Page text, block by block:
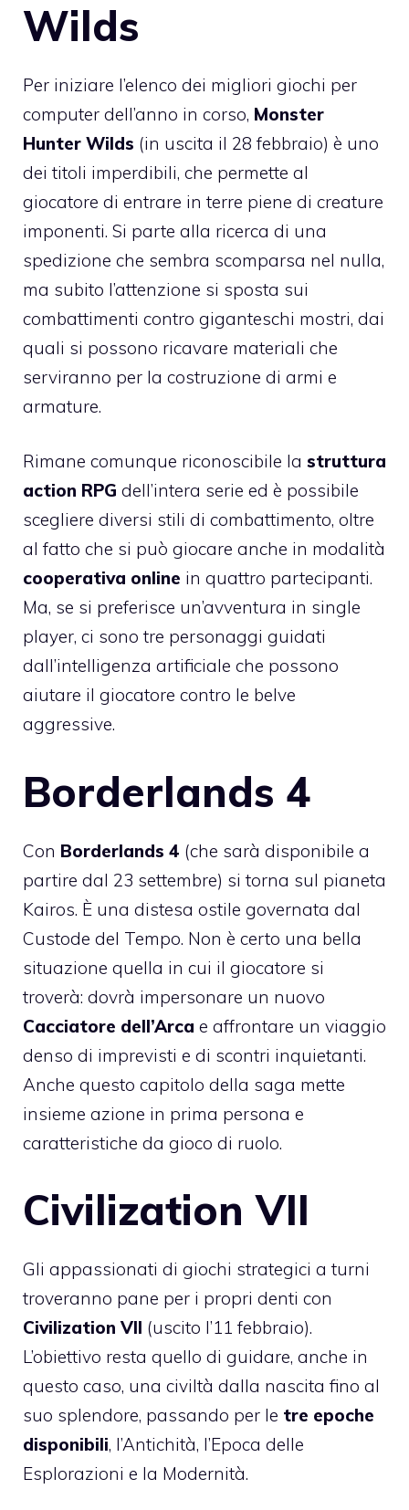
Wilds
Per iniziare l’elenco dei migliori giochi per
computer dell’anno in corso, Monster
Hunter Wilds (in uscita il 28 febbraio) è uno
dei titoli imperdibili, che permette al
giocatore di entrare in terre piene di creature
imponenti. Si parte alla ricerca di una
spedizione che sembra scomparsa nel nulla,
ma subito l’attenzione si sposta sui
combattimenti contro giganteschi mostri, dai
quali si possono ricavare materiali che
serviranno per la costruzione di armi e
armature.
Rimane comunque riconoscibile la struttura
action RPG dell’intera serie ed è possibile
scegliere diversi stili di combattimento, oltre
al fatto che si può giocare anche in modalità
cooperativa online in quattro partecipanti.
Ma, se si preferisce un’avventura in single
player, ci sono tre personaggi guidati
dall’intelligenza artificiale che possono
aiutare il giocatore contro le belve
aggressive.
Borderlands 4
Con Borderlands 4 (che sarà disponibile a
partire dal 23 settembre) si torna sul pianeta
Kairos. È una distesa ostile governata dal
Custode del Tempo. Non è certo una bella
situazione quella in cui il giocatore si
troverà: dovrà impersonare un nuovo
Cacciatore dell’Arca e affrontare un viaggio
denso di imprevisti e di scontri inquietanti.
Anche questo capitolo della saga mette
insieme azione in prima persona e
caratteristiche da gioco di ruolo.
Civilization VII
Gli appassionati di giochi strategici a turni
troveranno pane per i propri denti con
Civilization VII (uscito l’11 febbraio).
L’obiettivo resta quello di guidare, anche in
questo caso, una civiltà dalla nascita fino al
suo splendore, passando per le tre epoche
disponibili, l’Antichità, l’Epoca delle
Esplorazioni e la Modernità.